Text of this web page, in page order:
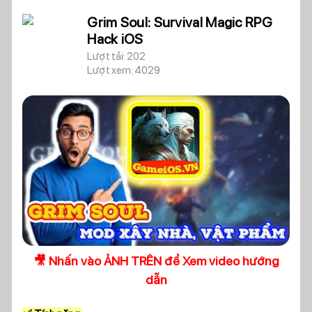
Grim Soul: Survival Magic RPG
Hack iOS
Lượt tải: 202
Lượt xem: 4029
🎥 Nhấn vào ẢNH TRÊN để Xem video hướng
dẫn